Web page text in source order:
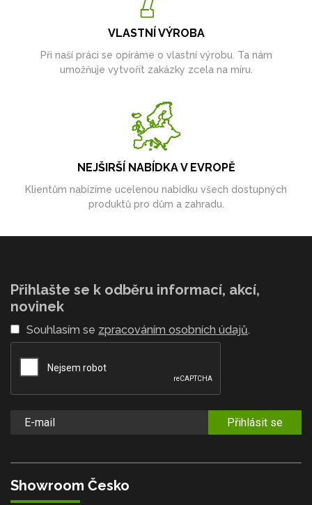
VLASTNÍ VÝROBA
Při naší práci se opíráme o vlastní výrobu. Ta nám
umožňuje vytvořit zakázky zcela na míru.
NEJŠIRŠÍ NABÍDKA V EVROPĚ
Klientům nabízíme ucelenou nabídku všech dostupných
produktů pro dům a zahradu.
Přihlašte se k odběru informací, akcí,
novinek
Souhlasím se zpracováním osobních údajů.
Přihlásit se
Showroom Česko